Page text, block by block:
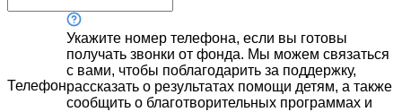
Телефон
Укажите номер телефона, если вы готовы
получать звонки от фонда. Мы можем связаться
с вами, чтобы поблагодарить за поддержку,
рассказать о результатах помощи детям, а также
сообщить о благотворительных программах и